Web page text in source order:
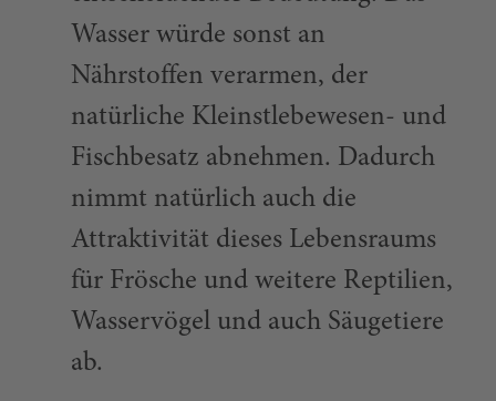
Wasser würde sonst an
Nährstoffen verarmen, der
natürliche Kleinstlebewesen- und
Fischbesatz abnehmen. Dadurch
nimmt natürlich auch die
Attraktivität dieses Lebensraums
für Frösche und weitere Reptilien,
Wasservögel und auch Säugetiere
ab.